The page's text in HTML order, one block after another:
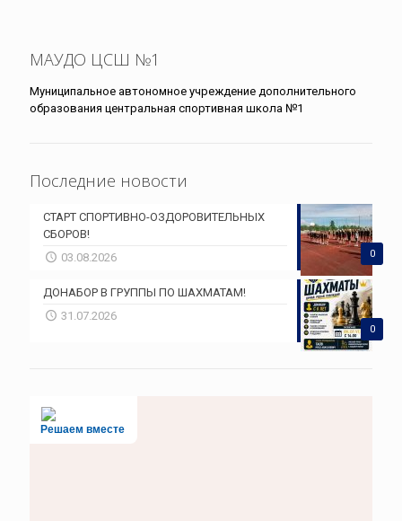
МАУДО ЦСШ №1
Муниципальное автономное учреждение дополнительного
образования центральная спортивная школа №1
Последние новости
0
СТАРТ СПОРТИВНО-ОЗДОРОВИТЕЛЬНЫХ
СБОРОВ!
03.08.2026
0
ДОНАБОР В ГРУППЫ ПО ШАХМАТАМ!
31.07.2026
Решаем вместе